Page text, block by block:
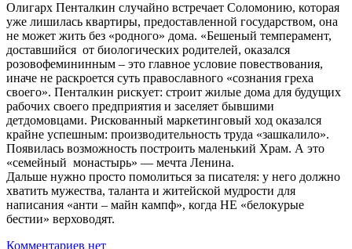
Олигарх Пенталкин случайно встречает Соломонию, которая
уже лишилась квартиры, предоставленной государством, она
не может жить без «родного» дома. «Бешеный темперамент,
доставшийся от биологических родителей, оказался
розовофемининным – это главное условие повествования,
иначе не раскроется суть православного «сознания греха
своего». Пенталкин рискует: строит жилые дома для будущих
рабочих своего предприятия и заселяет бывшими
детдомовцами. Рискованный маркетинговый ход оказался
крайне успешным: производительность труда «зашкалило».
Появилась возможность построить маленький Храм. А это
«семейный монастырь» — мечта Ленина.
Дальше нужно просто помолиться за писателя: у него должно
хватить мужества, таланта и житейской мудрости для
написания «анти – майн кампф», когда НЕ «белокурые
бестии» верховодят.
Комментариев нет